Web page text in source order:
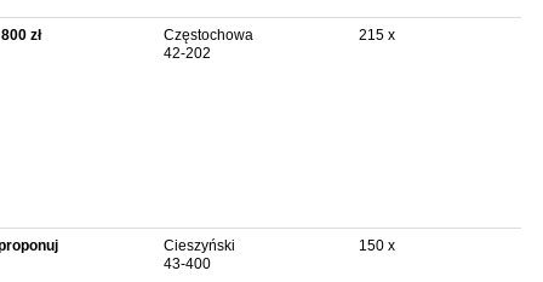
zł
Częstochowa
42-202
215 x
Cieszyński
43-400
150 x